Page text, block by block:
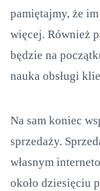
pamiętajmy, że
więcej. Również
będzie na
nauka obsługi
Na sam koniec
sprzedaży.
własnym
około dziesięciu